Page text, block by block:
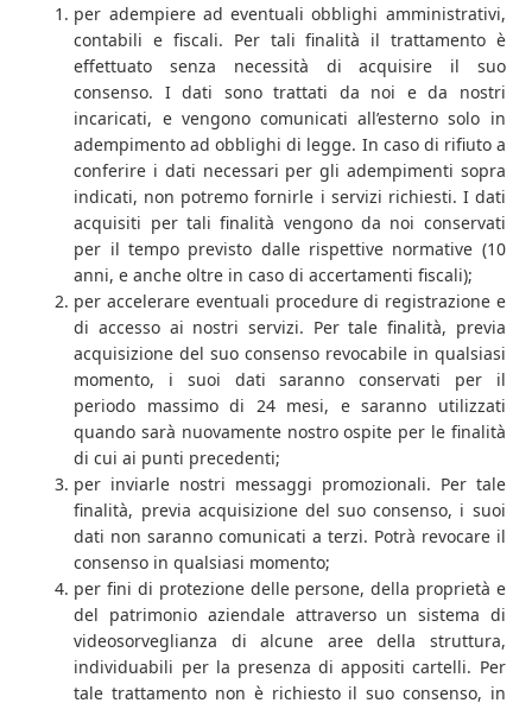
Registratori di Cassa
Impianti di Rete e WiFi
Web Advertising
per adempiere ad eventuali obblighi amministrativi,
contabili e fiscali. Per tali finalità il trattamento è
effettuato senza necessità di acquisire il suo
consenso. I dati sono trattati da noi e da nostri
incaricati, e vengono comunicati all’esterno solo in
adempimento ad obblighi di legge. In caso di rifiuto a
conferire i dati necessari per gli adempimenti sopra
indicati, non potremo fornirle i servizi richiesti. I dati
acquisiti per tali finalità vengono da noi conservati
per il tempo previsto dalle rispettive normative (10
anni, e anche oltre in caso di accertamenti fiscali);
per accelerare eventuali procedure di registrazione e
di accesso ai nostri servizi. Per tale finalità, previa
acquisizione del suo consenso revocabile in qualsiasi
momento, i suoi dati saranno conservati per il
periodo massimo di 24 mesi, e saranno utilizzati
quando sarà nuovamente nostro ospite per le finalità
di cui ai punti precedenti;
per inviarle nostri messaggi promozionali. Per tale
finalità, previa acquisizione del suo consenso, i suoi
dati non saranno comunicati a terzi. Potrà revocare il
consenso in qualsiasi momento;
per fini di protezione delle persone, della proprietà e
del patrimonio aziendale attraverso un sistema di
videosorveglianza di alcune aree della struttura,
individuabili per la presenza di appositi cartelli. Per
tale trattamento non è richiesto il suo consenso, in